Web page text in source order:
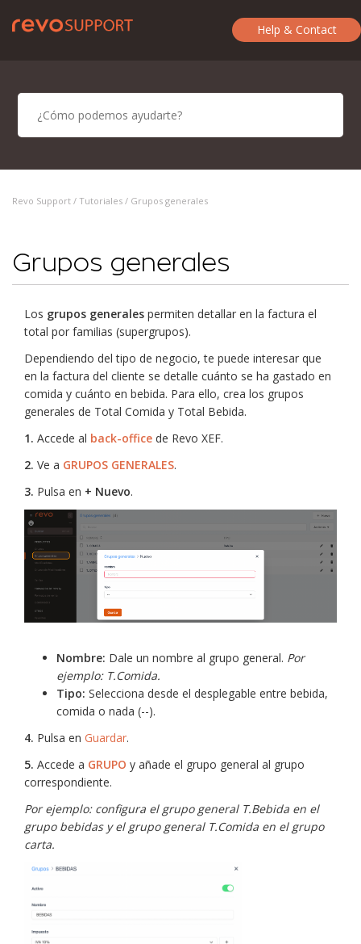
Help & Contact
Revo Support / Tutoriales / Grupos generales
Grupos generales
Los grupos generales permiten detallar en la factura el
total por familias (supergrupos).
Dependiendo del tipo de negocio, te puede interesar que
en la factura del cliente se detalle cuánto se ha gastado en
comida y cuánto en bebida. Para ello, crea los grupos
generales de Total Comida y Total Bebida.
1. Accede al back-office de Revo XEF.
2. Ve a GRUPOS GENERALES.
3. Pulsa en + Nuevo.
Nombre: Dale un nombre al grupo general. Por
ejemplo: T.Comida.
Tipo: Selecciona desde el desplegable entre bebida,
comida o nada (--).
4. Pulsa en Guardar.
5. Accede a GRUPO y añade el grupo general al grupo
correspondiente.
Por ejemplo: configura el grupo general T.Bebida en el
grupo bebidas y el grupo general T.Comida en el grupo
carta.